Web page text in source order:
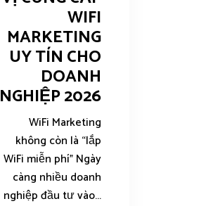
WIFI
MARKETING
UY TÍN CHO
DOANH
NGHIỆP 2026
WiFi Marketing
không còn là “lắp
WiFi miễn phí” Ngày
càng nhiều doanh
nghiệp đầu tư vào...